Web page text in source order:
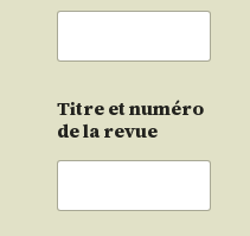
Titre et numéro
de la revue